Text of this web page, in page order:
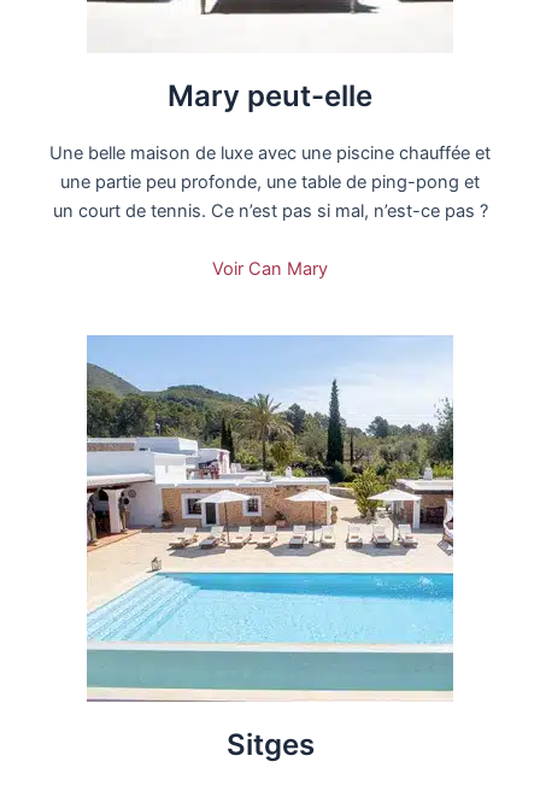
Mary peut-elle
Une belle maison de luxe avec une piscine chauffée et
une partie peu profonde, une table de ping-pong et
un court de tennis. Ce n’est pas si mal, n’est-ce pas ?
Voir Can Mary
Sitges